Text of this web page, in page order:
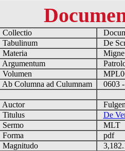
Collectio
Tabulinum
De
Materia
Argumentum
Volumen
Ab Columna ad Culumnam
0603
Auctor
Titulus
De
Sermo
MLT
Forma
pdf
Magnitudo